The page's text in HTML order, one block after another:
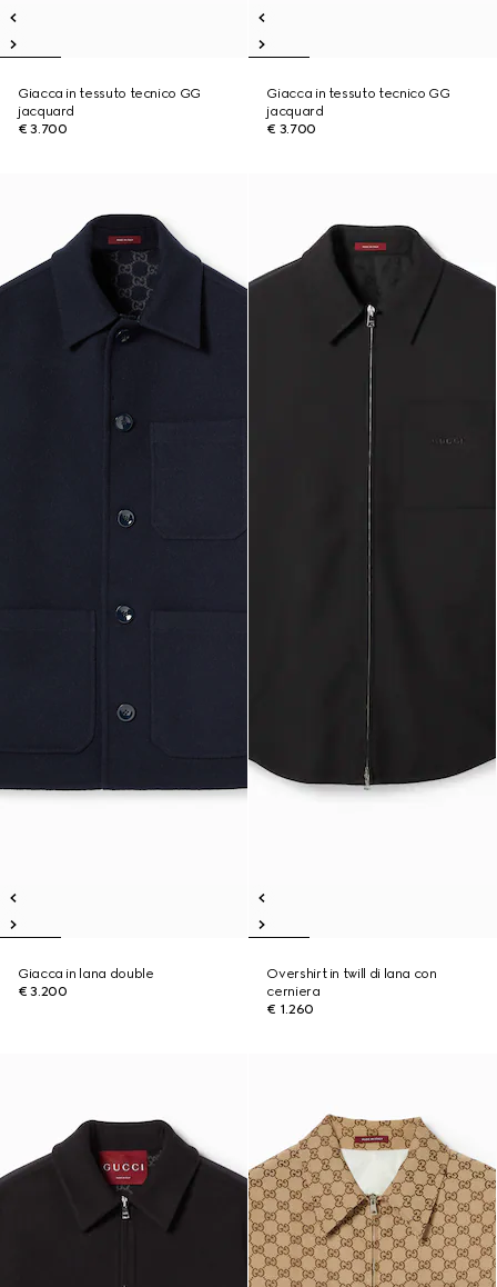
Giacca in tessuto tecnico GG
jacquard
€ 3.700
Giacca in tessuto tecnico GG
jacquard
€ 3.700
Giacca in lana double
€ 3.200
Overshirt in twill di lana con
cerniera
€ 1.260